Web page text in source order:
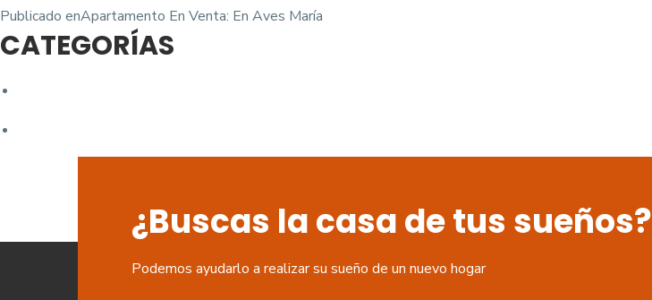
Navegación
de
entradas
Publicado enApartamento En Venta: En Aves María
CATEGORÍAS
¿Buscas la casa de tus sueños?
Podemos ayudarlo a realizar su sueño de un nuevo hogar